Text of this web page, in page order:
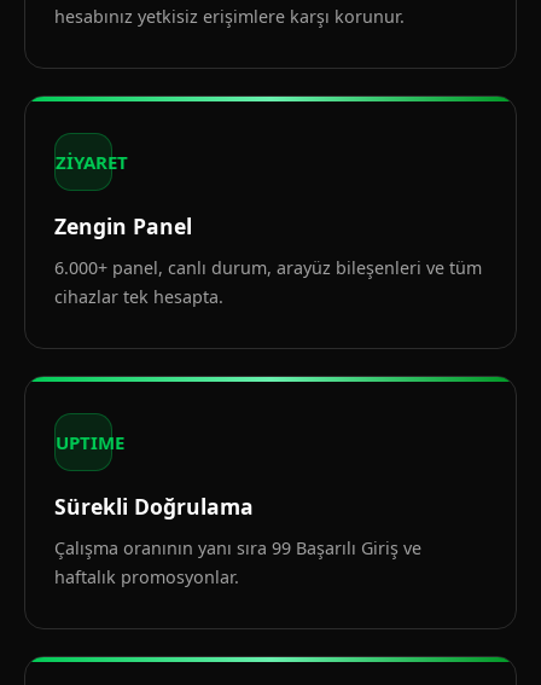
hesabınız yetkisiz erişimlere karşı korunur.
ZİYARET
Zengin Panel
6.000+ panel, canlı durum, arayüz bileşenleri ve tüm
cihazlar tek hesapta.
UPTIME
Sürekli Doğrulama
Çalışma oranının yanı sıra 99 Başarılı Giriş ve
haftalık promosyonlar.